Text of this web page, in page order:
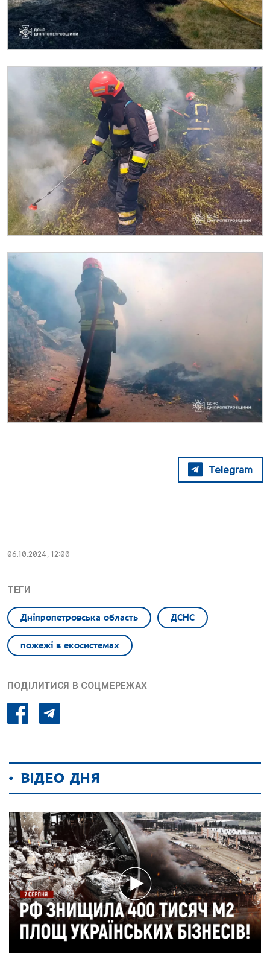
Telegram
06.10.2024, 12:00
ТЕГИ
Дніпропетровська область ДСНС
пожежі в екосистемах
ПОДІЛИТИСЯ В СОЦМЕРЕЖАХ
ВІДЕО ДНЯ